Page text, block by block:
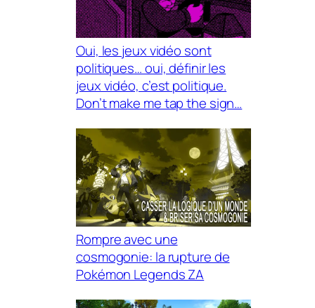
Oui, les jeux vidéo sont
politiques… oui, définir les
jeux vidéo, c’est politique.
Don’t make me tap the sign…
Rompre avec une
cosmogonie: la rupture de
Pokémon Legends ZA